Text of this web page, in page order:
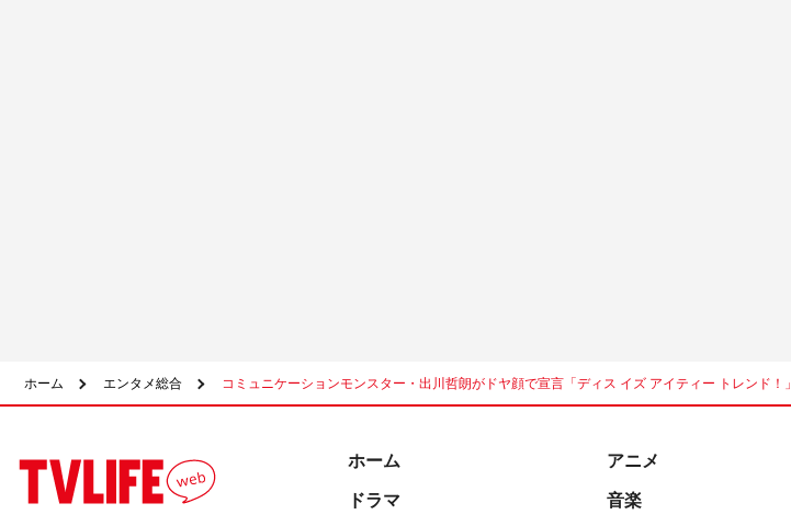
ホーム エンタメ総合 コミュニケーションモンスター・出川哲朗がドヤ顔で宣言「ディス イズ アイティー トレンド！」
ホーム
ドラマ
アニメ
音楽